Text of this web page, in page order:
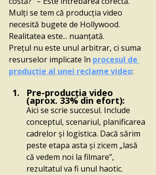
Mulți se tem că producția video
necesită bugete de Hollywood.
Realitatea este... nuanțată.
Prețul nu este unul arbitrar, ci suma
resurselor implicate în procesul de
producție al unei reclame video:
Pre-producția video
(aprox. 33% din efort):
Aici se scrie succesul. Include
conceptul, scenariul, planificarea
cadrelor și logistica. Dacă sărim
peste etapa asta și zicem „lasă
că vedem noi la filmare”,
rezultatul va fi unul haotic.